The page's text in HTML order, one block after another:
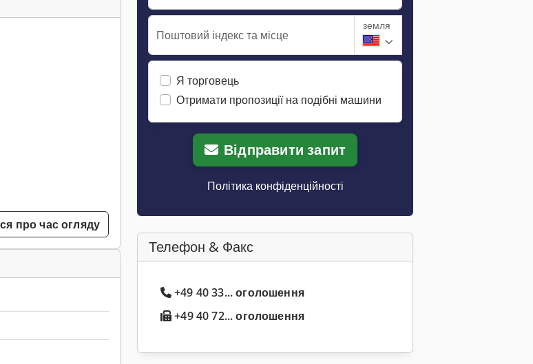
про час огляду
Поштовий індекс та місце
земля
Я торговець
Отримати пропозиції на подібні машини
Відправити запит
Політика конфіденційності
Телефон & Факс
+49 40 33... оголошення
+49 40 72... оголошення